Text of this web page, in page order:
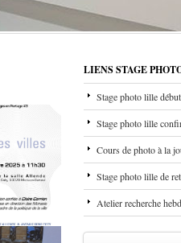
LIENS STAGE
Stage photo lille
Stage photo lille
Cours de photo à la
Stage photo lille de
Atelier recherche